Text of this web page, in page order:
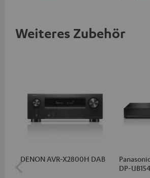
Weiteres Zubehör
DENON AVR-X2800H DAB
DP-UB154